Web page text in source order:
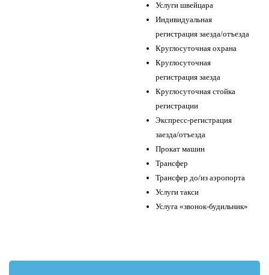
Услуги швейцара
Индивидуальная
регистрация заезда/отъезда
Круглосуточная охрана
Круглосуточная
регистрация заезда
Круглосуточная стойка
регистрации
Экспресс-регистрация
заезда/отъезда
Прокат машин
Трансфер
Трансфер до/из аэропорта
Услуги такси
Услуга «звонок-будильник»